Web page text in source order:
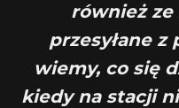
również ze
przesyłane
wiemy, co się
kiedy na stacji